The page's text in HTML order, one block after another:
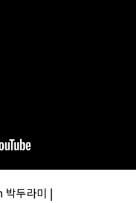
두라미 |